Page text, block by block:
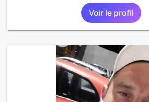
Voir le profil